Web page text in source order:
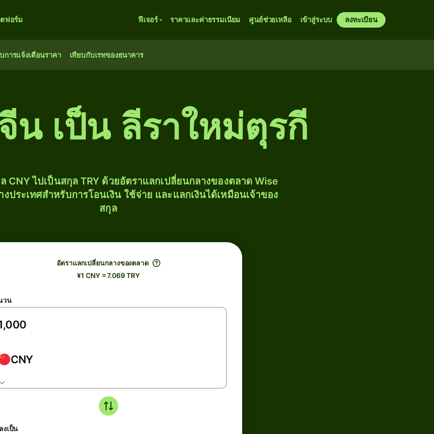
ฟอร์ม ฟีเจอร์ ราคาและค่าธรรมเนียม ศูนย์ช่วยเหลือ เข้าสู่ระบบ ลงทะเบียน
การแจ้งเตือนราคา เทียบกับเรทของธนาคาร
น เป็น ลีราใหม่ตุรกี
CNY ไปเป็นสกุล TRY ด้วยอัตราแลกเปลี่ยนกลางของตลาด Wise
ประเทศสำหรับการโอนเงิน ใช้จ่าย และแลกเงินได้เหมือนเจ้าของ
สกุล
อัตราแลกเปลี่ยนกลางของตลาด
¥1 CNY = 7.069 TRY
วน
CNY
งเป็น